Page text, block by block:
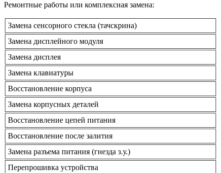
Ремонтные работы или комплексная замена:
Замена сенсорного стекла (тачскрина)
Замена дисплейного модуля
Замена дисплея
Замена клавиатуры
Восстановление корпуса
Замена корпусных деталей
Восстановление цепей питания
Восстановление после залития
Замена разъема питания (гнезда з.у.)
Перепрошивка устройства